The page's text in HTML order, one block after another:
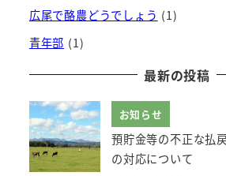
広尾で酪農どうでしょう (1)
青年部 (1)
最新の投稿
お知らせ
預貯金等の不正な払
の対応について